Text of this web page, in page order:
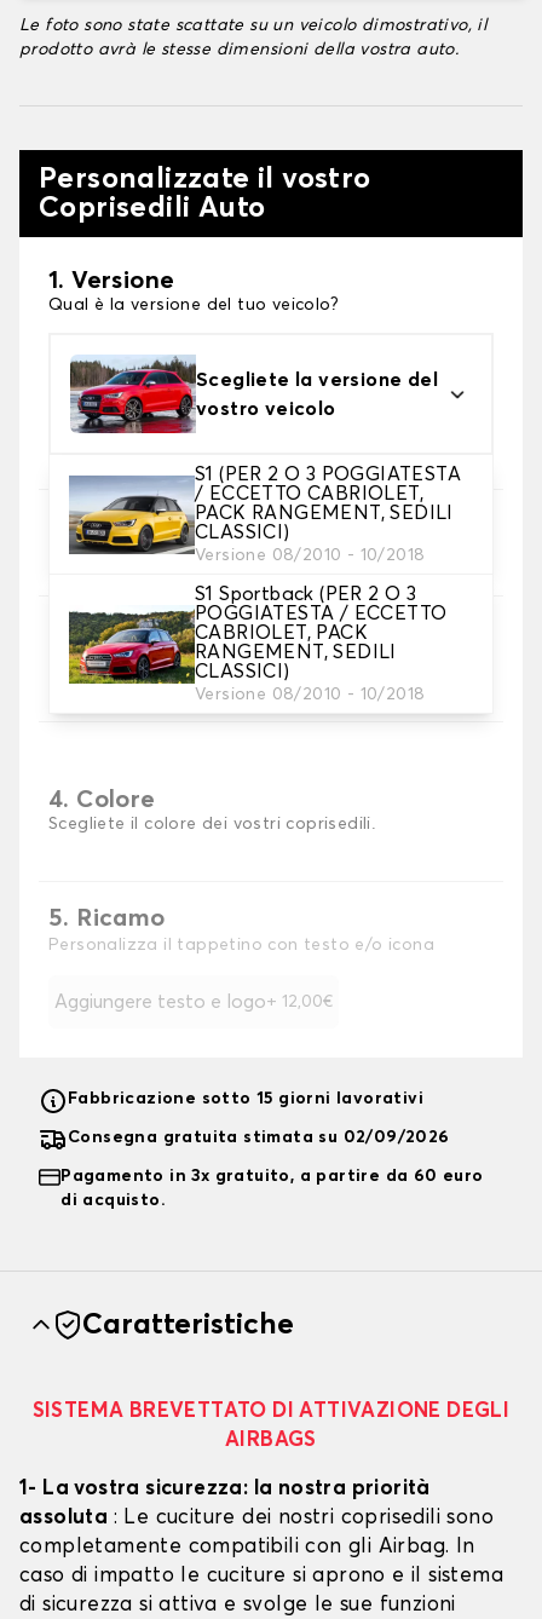
Le foto sono state scattate su un veicolo dimostrativo, il
prodotto avrà le stesse dimensioni della vostra auto.
Personalizzate il vostro
Coprisedili Auto
1. Versione
Qual è la versione del tuo veicolo?
Scegliete la versione del
vostro veicolo
S1 (PER 2 O 3 POGGIATESTA
/ ECCETTO CABRIOLET,
PACK RANGEMENT, SEDILI
CLASSICI)
Versione 08/2010 - 10/2018
S1 Sportback (PER 2 O 3
POGGIATESTA / ECCETTO
CABRIOLET, PACK
RANGEMENT, SEDILI
CLASSICI)
Versione 08/2010 - 10/2018
2. Set di coperture
Selezionare i coprisedili necessari
3. Materiale
Scegliete il materiale per le vostre coperture.
4. Colore
Scegliete il colore dei vostri coprisedili.
5. Ricamo
Personalizza il tappetino con testo e/o icona
Aggiungere testo e logo + 12,00€
Fabbricazione sotto 15 giorni lavorativi
Consegna gratuita stimata su 02/09/2026
Pagamento in 3x gratuito, a partire da 60 euro
di acquisto.
Caratteristiche
SISTEMA BREVETTATO DI ATTIVAZIONE DEGLI
AIRBAGS
1- La vostra sicurezza: la nostra priorità
assoluta : Le cuciture dei nostri coprisedili sono
completamente compatibili con gli Airbag. In
caso di impatto le cuciture si aprono e il sistema
di sicurezza si attiva e svolge le sue funzioni